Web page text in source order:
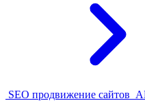
SEO продвижение сайтов